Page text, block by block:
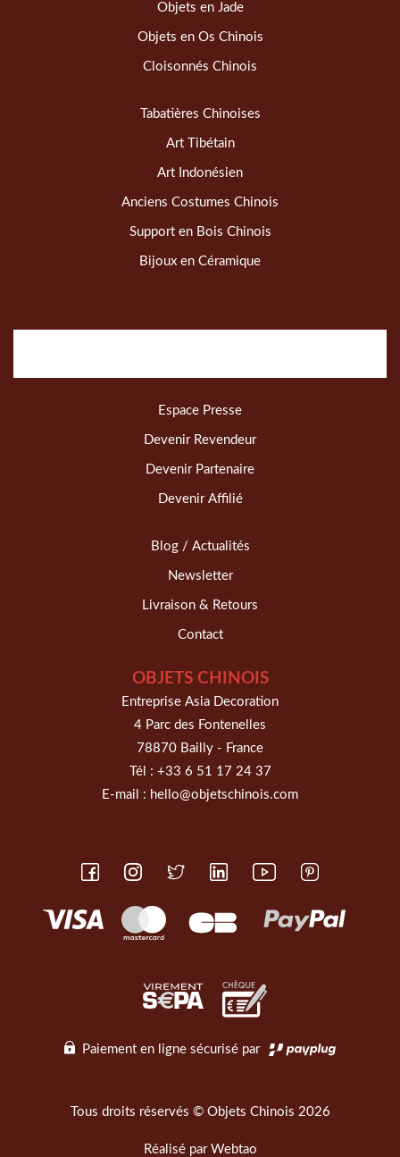
Objets en Jade
Objets en Os Chinois
Cloisonnés Chinois
Tabatières Chinoises
Art Tibétain
Art Indonésien
Anciens Costumes Chinois
Support en Bois Chinois
Bijoux en Céramique
Espace Presse
Devenir Revendeur
Devenir Partenaire
Devenir Affilié
Blog / Actualités
Newsletter
Livraison & Retours
Contact
OBJETS CHINOIS
Entreprise Asia Decoration
4 Parc des Fontenelles
78870 Bailly - France
Tél : +33 6 51 17 24 37
E-mail : hello@objetschinois.com
Paiement en ligne sécurisé par
Tous droits réservés © Objets Chinois 2026
Réalisé par Webtao